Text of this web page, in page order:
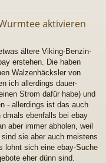
aktivieren
ältere Viking-Benzin-
erstehen. Die haben
Walzenhäcksler von
ich allerdings dauer-
Strom dafür habe) und
- allerdings ist das auch
ebenfalls bei ebay
aber immer abholen, weil
sie aber auch meistens
lohnt sich eine ebay-Suche
eher dünn sind.